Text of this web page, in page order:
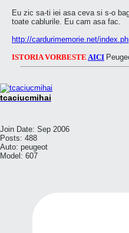
Eu zic sa-ti iei asa ceva si s-o
toate cablurile. Eu cam asa fac.
http://cardurimemorie.net/
ISTORIA VORBESTE AICI
tcaciucmihai
Join Date: Sep 2006
Posts: 488
Auto: peugeot
Model: 607